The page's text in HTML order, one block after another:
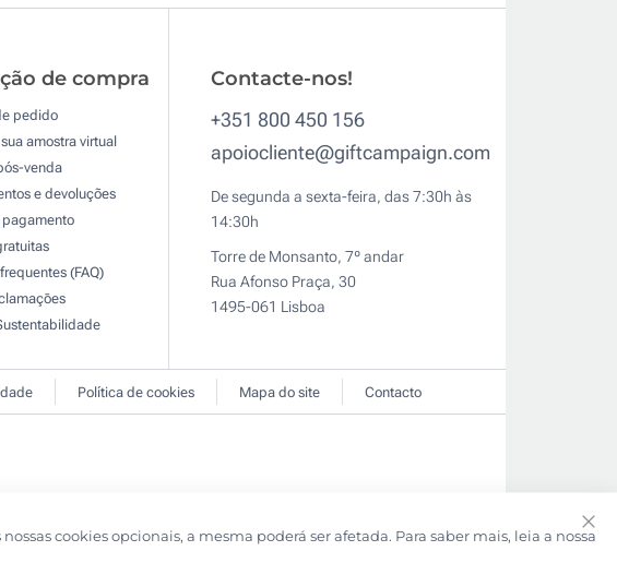
de compra
pedido
amostra virtual
venda
e devoluções
pagamento
(FAQ)
Contacte-nos!
+351 800 450 156
apoiocliente@giftcampaign.com
De segunda a sexta-feira, das 7:30h às
14:30h
Torre de Monsanto, 7º andar
Rua Afonso Praça, 30
1495-061 Lisboa
Política de cookies Mapa do site Contacto
cookies opcionais, a mesma poderá ser afetada. Para saber mais, leia a nossa